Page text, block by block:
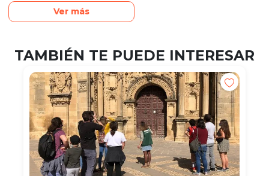
Ver más
TAMBIÉN TE PUEDE INTERESAR